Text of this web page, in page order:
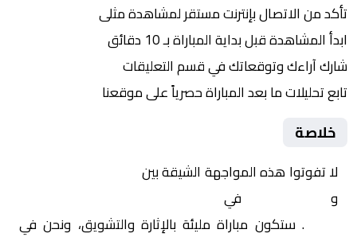
تأكد من الاتصال بإنترنت مستقر لمشاهدة مثلى
ابدأ المشاهدة قبل بداية المباراة بـ 10 دقائق
شارك آراءك وتوقعاتك في قسم التعليقات
تابع تحليلات ما بعد المباراة حصرياً على موقعنا
خلاصة
لا تفوتوا هذه المواجهة الشيقة بين
و
في
. ستكون مباراة مليئة بالإثارة والتشويق، ونحن في